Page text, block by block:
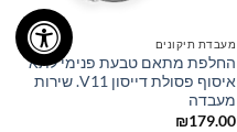
מעבדת תיקונים
החלפת מתאם טבעת פנימי לתא
איסוף פסולת דייסון V11. שירות
מעבדה
₪179.00